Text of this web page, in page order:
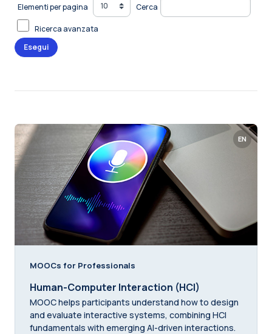
Elementi per pagina Cerca
Ricerca avanzata
EN
MOOCs for Professionals
Human-Computer Interaction (HCI)
MOOC helps participants understand how to design
and evaluate interactive systems, combining HCI
fundamentals with emerging AI-driven interactions.